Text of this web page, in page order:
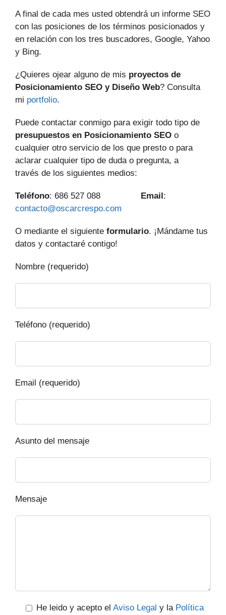
A final de cada mes usted obtendrá un informe SEO
con las posiciones de los términos posicionados y
en relación con los tres buscadores, Google, Yahoo
y Bing.
¿Quieres ojear alguno de mis proyectos de
Posicionamiento SEO y Diseño Web? Consulta
mi portfolio.
Puede contactar conmigo para exigir todo tipo de
presupuestos en Posicionamiento SEO o
cualquier otro servicio de los que presto o para
aclarar cualquier tipo de duda o pregunta, a
través de los siguientes medios:
Teléfono: 686 527 088 Email :
contacto@oscarcrespo.com
O mediante el siguiente formulario. ¡Mándame tus
datos y contactaré contigo!
Nombre (requerido)
Teléfono (requerido)
Email (requerido)
Asunto del mensaje
Mensaje
He leido y acepto el Aviso Legal y la Política